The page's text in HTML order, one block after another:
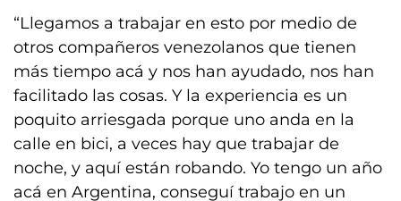
“Llegamos a trabajar en esto por medio de
otros compañeros venezolanos que tienen
más tiempo acá y nos han ayudado, nos han
facilitado las cosas. Y la experiencia es un
poquito arriesgada porque uno anda en la
calle en bici, a veces hay que trabajar de
noche, y aquí están robando. Yo tengo un año
acá en Argentina, conseguí trabajo en un